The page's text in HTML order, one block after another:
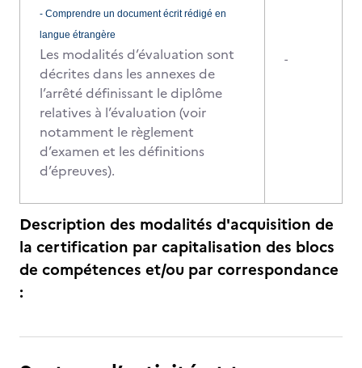
- Comprendre un document écrit rédigé en
langue étrangère
Les modalités d’évaluation sont
décrites dans les annexes de
l’arrêté définissant le diplôme
relatives à l’évaluation (voir
notamment le règlement
d’examen et les définitions
d’épreuves).
-
Description des modalités d'acquisition de
la certification par capitalisation des blocs
de compétences et/ou par correspondance
: